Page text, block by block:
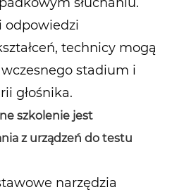
odpowiedzi
technicy mogą
stadium i
głośnika.
szkolenie jest
z urządzeń do testu
narzędzia